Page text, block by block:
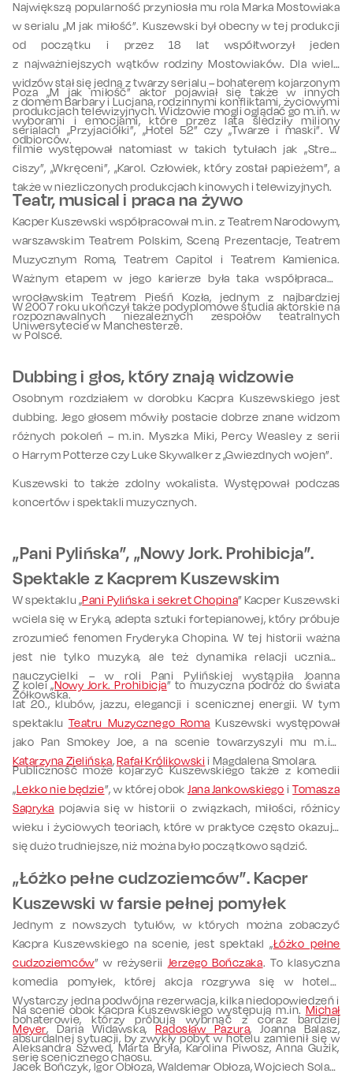
Największą popularność przyniosła mu rola Marka Mostowiaka
w serialu „M jak miłość”. Kuszewski był obecny w tej produkcji
od początku i przez 18 lat współtworzył jeden
z najważniejszych wątków rodziny Mostowiaków. Dla wielu
widzów stał się jedną z twarzy serialu – bohaterem kojarzonym
z domem Barbary i Lucjana, rodzinnymi konfliktami, życiowymi
wyborami i emocjami, które przez lata śledziły miliony
odbiorców.
Poza „M jak miłość” aktor pojawiał się także w innych
produkcjach telewizyjnych. Widzowie mogli oglądać go m.in. w
serialach „Przyjaciółki”, „Hotel 52” czy „Twarze i maski”. W
filmie występował natomiast w takich tytułach jak „Strefa
ciszy”, „Wkręceni”, „Karol. Człowiek, który został papieżem”, a
także wniezliczonychprodukcjach kinowych i telewizyjnych.
Teatr, musical i praca na żywo
Kacper Kuszewski współpracował m.in. z Teatrem Narodowym,
warszawskim Teatrem Polskim, Sceną Prezentacje, Teatrem
Muzycznym Roma, Teatrem Capitol i Teatrem Kamienica.
Ważnym etapem w jego karierze była taka współpracaz
wrocławskim Teatrem Pieśń Kozła, jednym z najbardziej
rozpoznawalnych niezależnych zespołów teatralnych
w Polsce.
W 2007 roku ukończył także podyplomowe studia aktorskie na
Uniwersytecie w Manchesterze.
Dubbing i głos, który znają widzowie
Osobnym rozdziałem w dorobku Kacpra Kuszewskiego jest
dubbing. Jego głosem mówiły postacie dobrze znane widzom
różnych pokoleń – m.in. Myszka Miki, Percy Weasley z serii
o Harrym Potterze czy Luke Skywalker z „Gwiezdnych wojen”.
Kuszewski to także zdolny wokalista. Występował podczas
koncertów i spektakli muzycznych.
„Pani Pylińska”, „Nowy Jork. Prohibicja”.
Spektakle z Kacprem Kuszewskim
W spektaklu „Pani Pylińska i sekret Chopina”Kacper Kuszewski
wciela się w Eryka, adepta sztuki fortepianowej, który próbuje
zrozumieć fenomen Fryderyka Chopina. W tej historii ważna
jest nie tylko muzyka, ale teżdynamika relacji ucznia
nauczycielki –w roliPani Pylińskiej wystąpiła Joanna
Żółkowska.
Z kolei „Nowy Jork. Prohibicja” to muzyczna podróż do świata
lat 20., klubów, jazzu, elegancji i scenicznej energii. W tym
spektaklu Teatru Muzycznego Roma Kuszewski występował
jako Pan Smokey Joe, a na scenie towarzyszyli mu m.in.
Katarzyna Zielińska,Rafał Królikowskii Magdalena Smolara.
Publiczność może kojarzyćKuszewskiego także z komedii
„Lekko nie będzie”, w której obok Jana Jankowskiego iTomasza
Sapryka pojawia się w historii o związkach, miłości, różnicy
wieku i życiowych teoriach, które w praktyce często okazują
się dużo trudniejsze, niż można było początkowo sądzić.
„Łóżko pełne cudzoziemców”. Kacper
Kuszewski w farsie pełnej pomyłek
Jednym z nowszych tytułów, w których można zobaczyć
Kacpra Kuszewskiego na scenie, jest spektakl „Łóżko pełne
cudzoziemców” w reżyserii Jerzego Bończaka. To klasyczna
komedia pomyłek, której akcja rozgrywa się w hotelu.
Wystarczy jedna podwójna rezerwacja, kilka niedopowiedzeń i
bohaterowie, którzy próbują wybrnąć z coraz bardziej
absurdalnej sytuacji, by zwykły pobyt w hotelu zamienił się w
serię scenicznego chaosu.
Na scenie obok Kacpra Kuszewskiego występują m.in. Michał
Meyer, Daria Widawska, Radosław Pazura, Joanna Balasz,
Aleksandra Szwed, Marta Bryła, Karolina Piwosz, Anna Guzik,
Jacek Bończyk, Igor Obłoza, Waldemar Obłoza, Wojciech Solarz